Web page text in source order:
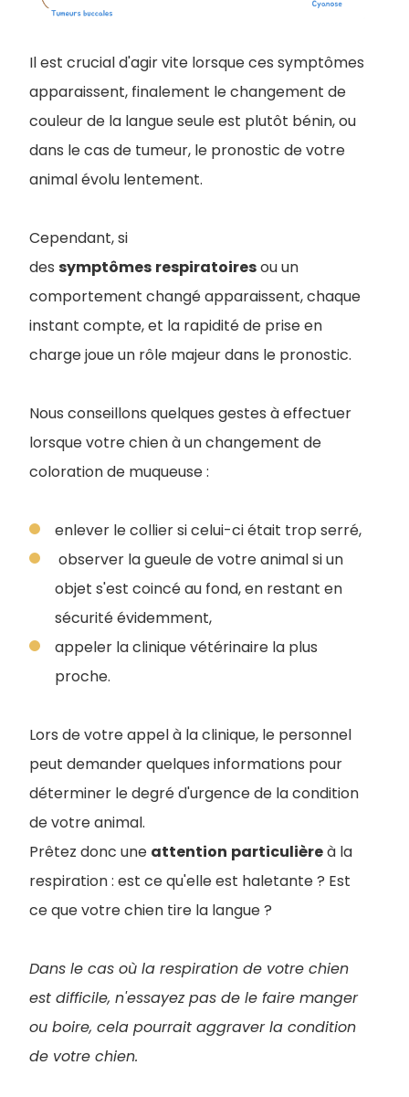
Il est crucial d'agir vite lorsque ces symptômes
apparaissent, finalement le changement de
couleur de la langue seule est plutôt bénin, ou
dans le cas de tumeur, le pronostic de votre
animal évolu lentement.
Cependant, si
des symptômes respiratoiresou un
comportement changé apparaissent, chaque
instant compte, et la rapidité de prise en
charge joue un rôle majeur dans le pronostic.
Nous conseillons quelques gestes à effectuer
lorsque votre chien à un changement de
coloration de muqueuse :
enlever le collier si celui-ci était trop serré,
observer la gueule de votre animal si un
objet s'est coincé au fond, en restant en
sécurité évidemment,
appeler la clinique vétérinaire la plus
proche.
Lors de votre appel à la clinique, le personnel
peut demander quelques informations pour
déterminer le degré d'urgence de la condition
de votre animal.
Prêtez donc une attention particulièreà la
respiration : est ce qu'elle est haletante ? Est
ce que votre chien tire la langue ?
Dans le cas où la respiration de votre chien
est difficile, n'essayez pas de le faire manger
ou boire, cela pourrait aggraver la condition
de votre chien.